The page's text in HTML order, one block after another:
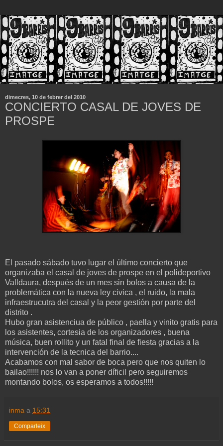
dimecres, 10 de febrer del 2010
CONCIERTO CASAL DE JOVES DE
PROSPE
El pasado sábado tuvo lugar el último concierto que
organizaba el casal de joves de prospe en el polideportivo
Valldaura, después de un mes sin bolos a causa de la
problemática con la nueva ley civica , el ruido, la mala
infraestrucutra del casal y la peor gestión por parte del
distrito .
Hubo gran asistenciua de público , paella y vinito gratis para
los asistentes, cortesia de los organizadores , buena
música, buen rollito y un fatal final de fiesta gracias a la
intervención de la tecnica del barrio....
Acabamos con mal sabor de boca pero que nos quiten lo
bailao!!!!!! nos lo van a poner díficil pero seguiremos
montando bolos, os esperamos a todos!!!!!
inma a 15:31
Comparteix